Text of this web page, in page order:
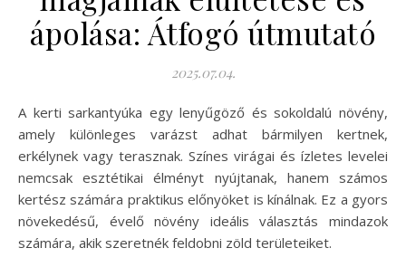
ápolása: Átfogó útmutató
2025.07.04.
A kerti sarkantyúka egy lenyűgöző és sokoldalú növény,
amely különleges varázst adhat bármilyen kertnek,
erkélynek vagy terasznak. Színes virágai és ízletes levelei
nemcsak esztétikai élményt nyújtanak, hanem számos
kertész számára praktikus előnyöket is kínálnak. Ez a gyors
növekedésű, évelő növény ideális választás mindazok
számára, akik szeretnék feldobni zöld területeiket.